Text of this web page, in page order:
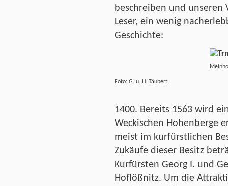
beschreiben und unseren
Leser, ein wenig
Geschichte:
Foto: G. u. H. Täubert
1400. Bereits 1563 wird
Weckischen Hohenberge
meist im kurfürstlichen
Zukäufe dieser Besitz
Kurfürsten Georg I. und
Hoflößnitz. Um die